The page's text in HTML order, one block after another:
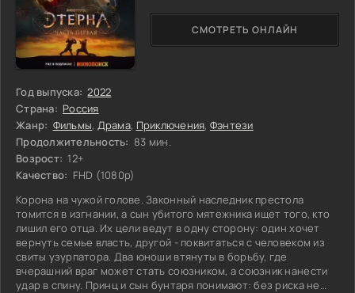
Год выпуска: 2022
Страна: Россия
Жанр: Фильмы, Драма, Приключения, Фэнтези
Продолжительность: 83 мин.
Возрост: 12+
Качество: FHD (1080p)
Корона на чужой голове. Законный наследник престола
томится в изгнании, а сын убитого мятежника ищет того, кто
лишил его отца. Их цели ведут в одну сторону: один хочет
вернуть семье власть, другой - поквитаться с человеком из
свиты узурпатора. Два юноши втянуты в борьбу, где
вчерашний враг может стать союзником, а союзник нанести
удар в спину. Принц и сын бунтаря понимают: без риска не
СМОТРЕТЬ ОНЛАЙН